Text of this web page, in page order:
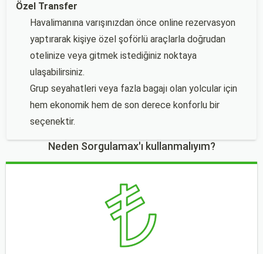
Özel Transfer
Havalimanına varışınızdan önce online rezervasyon
yaptırarak kişiye özel şoförlü araçlarla doğrudan
otelinize veya gitmek istediğiniz noktaya
ulaşabilirsiniz.
Grup seyahatleri veya fazla bagajı olan yolcular için
hem ekonomik hem de son derece konforlu bir
seçenektir.
Neden Sorgulamax'ı kullanmalıyım?